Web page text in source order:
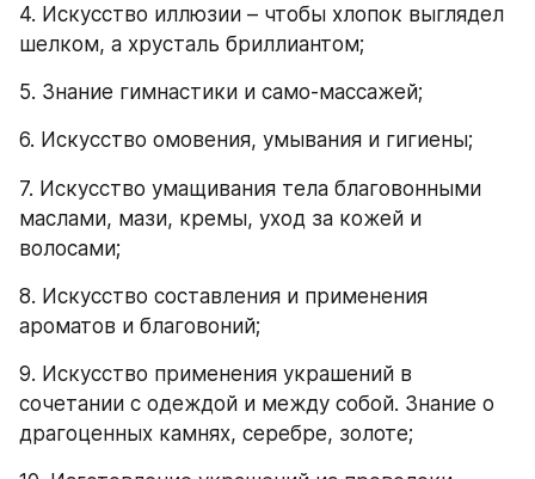
4. Искусство иллюзии – чтобы хлопок выглядел
шелком, а хрусталь бриллиантом;
5. Знание гимнастики и само-массажей;
6. Искусство омовения, умывания и гигиены;
7. Искусство умащивания тела благовонными
маслами, мази, кремы, уход за кожей и
волосами;
8. Искусство составления и применения
ароматов и благовоний;
9. Искусство применения украшений в
сочетании с одеждой и между собой. Знание о
драгоценных камнях, серебре, золоте;